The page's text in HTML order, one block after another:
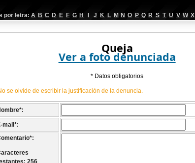
por letra: A B C D E F G H J K L M N O P Q R S T U V W X
Queja
Ver a foto denunciada
* Datos obligatorios
se olvide de escribir la justificación de la denuncia.
*:
mail*:
*:
256